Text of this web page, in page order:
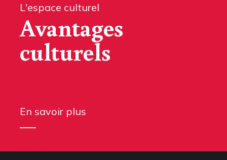
L'espace culturel
Avantages
culturels
En savoir plus